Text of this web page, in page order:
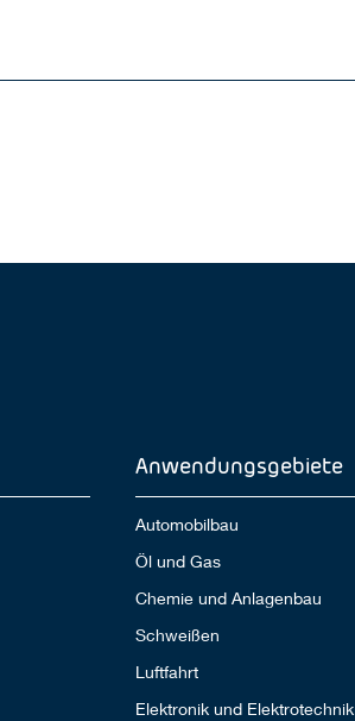
Anwendungsgebiete
Automobilbau
Öl und Gas
Chemie und Anlagenbau
Schweißen
Luftfahrt
Elektronik und Elektrotechnik